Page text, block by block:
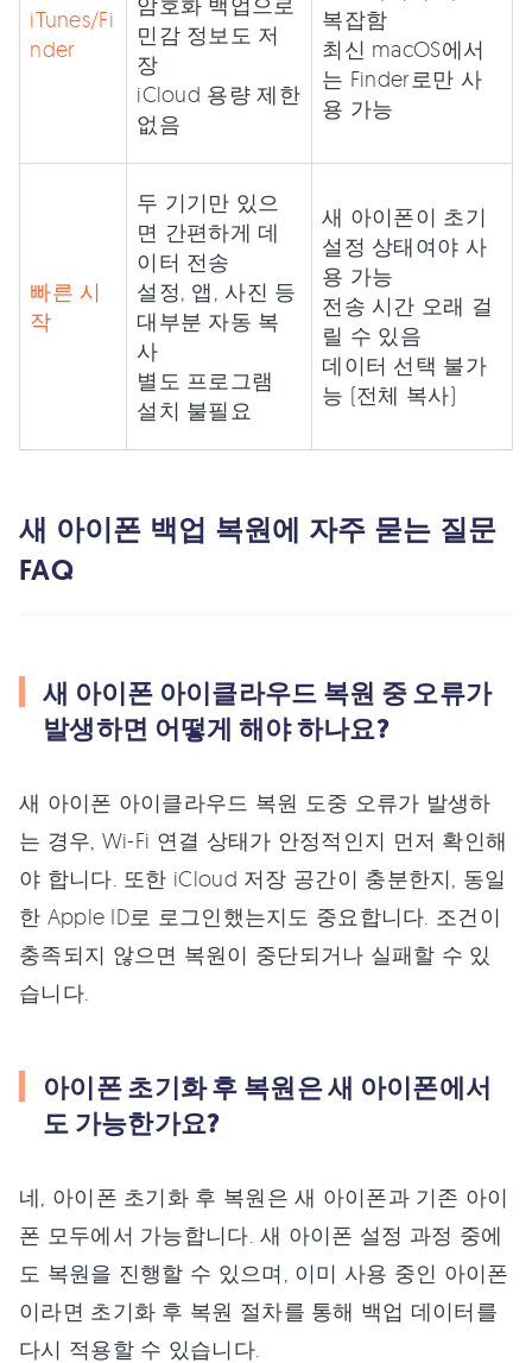
iTunes/Fi
nder
민감 정보도 저
장
iCloud 용량 제한
없음
복잡함
최신 macOS에서
는 Finder로만 사
용 가능
빠른 시
작
두 기기만 있으
면 간편하게 데
이터 전송
설정, 앱, 사진 등
대부분 자동 복
사
별도 프로그램
설치 불필요
새 아이폰이 초기
설정 상태여야 사
용 가능
전송 시간 오래 걸
릴 수 있음
데이터 선택 불가
능 (전체 복사)
새 아이폰 백업 복원에 자주 묻는 질문
FAQ
새 아이폰 아이클라우드 복원 중 오류가
발생하면 어떻게 해야 하나요?
새 아이폰 아이클라우드 복원 도중 오류가 발생하
는 경우, Wi-Fi 연결 상태가 안정적인지 먼저 확인해
야 합니다. 또한 iCloud 저장 공간이 충분한지, 동일
한 Apple ID로 로그인했는지도 중요합니다. 조건이
충족되지 않으면 복원이 중단되거나 실패할 수 있
습니다.
아이폰 초기화 후 복원은 새 아이폰에서
도 가능한가요?
네, 아이폰 초기화 후 복원은 새 아이폰과 기존 아이
폰 모두에서 가능합니다. 새 아이폰 설정 과정 중에
도 복원을 진행할 수 있으며, 이미 사용 중인 아이폰
이라면 초기화 후 복원 절차를 통해 백업 데이터를
다시 적용할 수 있습니다.